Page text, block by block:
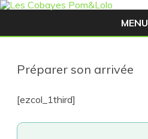
MENU
Préparer son arrivée
[ezcol_1third]